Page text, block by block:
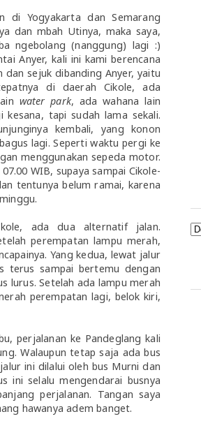
di Yogyakarta dan Semarang
dan mbah Utinya, maka saya,
ngebolang (nanggung) lagi :)
Anyer, kali ini kami berencana
sejuk dibanding Anyer, yaitu
di daerah Cikole, ada
water park, ada wahana lain
kesana, tapi sudah lama sekali.
kembali, yang konon
lagi. Seperti waktu pergi ke
menggunakan sepeda motor.
WIB, supaya sampai Cikole-
tentunya belum ramai, karena
ada dua alternatif jalan.
perempatan lampu merah,
Yang kedua, lewat jalur
terus sampai bertemu dengan
lurus. Setelah ada lampu merah
perempatan lagi, belok kiri,
perjalanan ke Pandeglang kali
Walaupun tetap saja ada bus
ini dilalui oleh bus Murni dan
ini selalu mengendarai busnya
perjalanan. Tangan saya
hawanya adem banget.